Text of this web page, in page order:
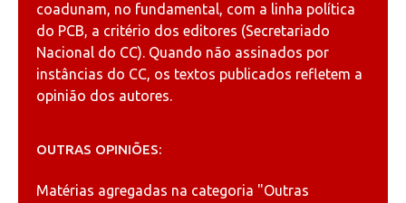
coadunam, no fundamental, com a linha política
do PCB, a critério dos editores (Secretariado
Nacional do CC). Quando não assinados por
instâncias do CC, os textos publicados refletem a
opinião dos autores.
OUTRAS OPINIÕES:
Matérias agregadas na categoria "Outras